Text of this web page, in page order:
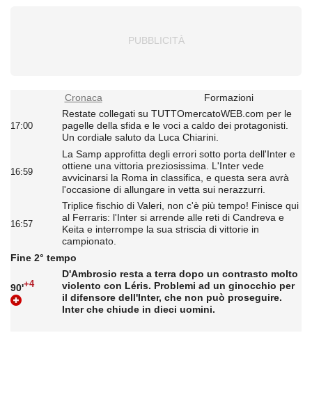
Cronaca Formazioni
17:00
Restate collegati su TUTTOmercatoWEB.com per le
pagelle della sfida e le voci a caldo dei protagonisti.
Un cordiale saluto da Luca Chiarini.
16:59
La Samp approfitta degli errori sotto porta dell'Inter e
ottiene una vittoria preziosissima. L'Inter vede
avvicinarsi la Roma in classifica, e questa sera avrà
l'occasione di allungare in vetta sui nerazzurri.
16:57
Triplice fischio di Valeri, non c'è più tempo! Finisce qui
al Ferraris: l'Inter si arrende alle reti di Candreva e
Keita e interrompe la sua striscia di vittorie in
campionato.
Fine 2° tempo
90'+4
D'Ambrosio resta a terra dopo un contrasto molto
violento con Léris. Problemi ad un ginocchio per
il difensore dell'Inter, che non può proseguire.
Inter che chiude in dieci uomini.